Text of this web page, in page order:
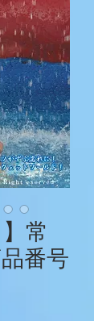
常
番号